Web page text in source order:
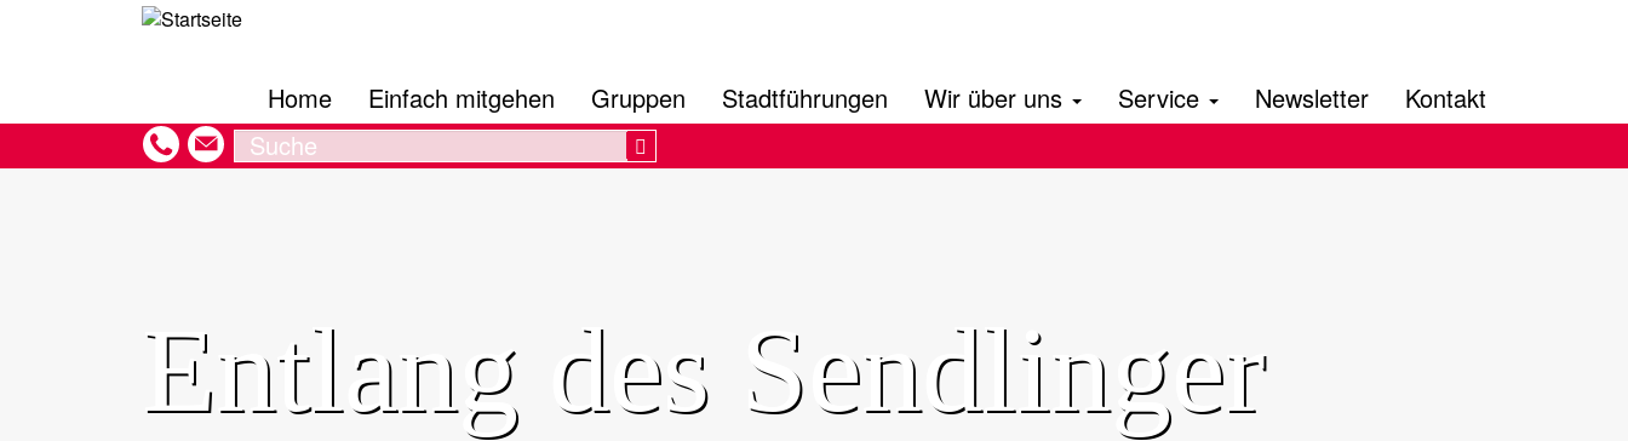
Hauptnavigation
Home Einfach mitgehen Gruppen Stadtführungen Wir über uns Service Newsletter Kontakt
Search Search
Entlang des Sendlinger